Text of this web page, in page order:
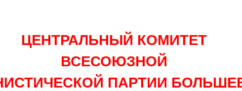
ЦЕНТРАЛЬНЫЙ КОМИТЕТ
ВСЕСОЮЗНОЙ
ПАРТИИ